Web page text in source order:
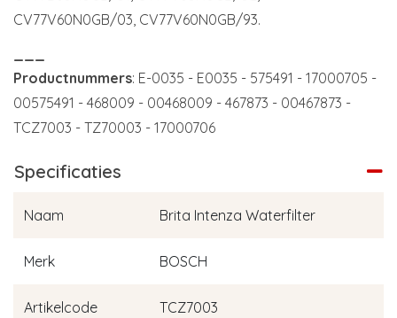
CV77V60N0GB/03, CV77V60N0GB/93.
Productnummers: E-0035 - E0035 - 575491 - 17000705 -
00575491 - 468009 - 00468009 - 467873 - 00467873 -
TCZ7003 - TZ70003 - 17000706
Specificaties
Naam Brita Intenza Waterfilter
Merk BOSCH
Artikelcode TCZ7003